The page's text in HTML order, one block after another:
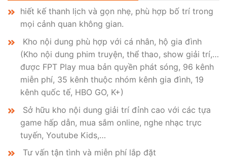
hiết kế thanh lịch và gọn nhẹ, phù hợp bố trí trong
mọi cảnh quan không gian.
Kho nội dung phù hợp với cá nhân, hộ gia đình
(Kho nội dung phim truyện, thể thao, show giải trí,…
được FPT Play mua bản quyền phát sóng, 96 kênh
miễn phí, 35 kênh thuộc nhóm kênh gia đình, 19
kênh quốc tế, HBO GO, K+)
Sở hữu kho nội dung giải trí đỉnh cao với các tựa
game hấp dẫn, mua sắm online, nghe nhạc trực
tuyến, Youtube Kids,…
Tư vấn tận tình và miễn phí lắp đặt